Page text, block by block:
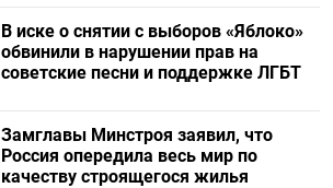
В иске о снятии с выборов «Яблоко»
обвинили в нарушении прав на
советские песни и поддержке ЛГБТ
Замглавы Минстроя заявил, что
Россия опередила весь мир по
качеству строящегося жилья